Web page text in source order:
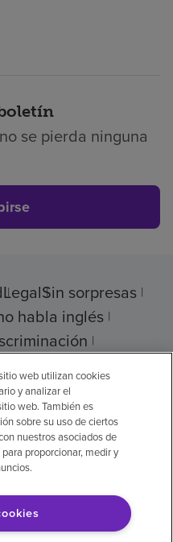
se pierda ninguna
LegalSin sorpresas
habla inglés
proveedores
Corporation
cookies
la ayuda de
web utilizan cookies
y analizar el
web. También es
sobre su uso de ciertos
nuestros asociados de
proporcionar, medir y